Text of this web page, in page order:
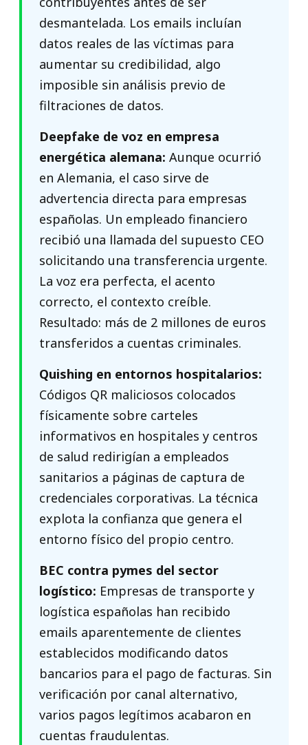
desmantelada. Los emails incluían
datos reales de las víctimas para
aumentar su credibilidad, algo
imposible sin análisis previo de
filtraciones de datos.
Deepfake de voz en empresa
energética alemana: Aunque ocurrió
en Alemania, el caso sirve de
advertencia directa para empresas
españolas. Un empleado financiero
recibió una llamada del supuesto CEO
solicitando una transferencia urgente.
La voz era perfecta, el acento
correcto, el contexto creíble.
Resultado: más de 2 millones de euros
transferidos a cuentas criminales.
Quishing en entornos hospitalarios:
Códigos QR maliciosos colocados
físicamente sobre carteles
informativos en hospitales y centros
de salud redirigían a empleados
sanitarios a páginas de captura de
credenciales corporativas. La técnica
explota la confianza que genera el
entorno físico del propio centro.
BEC contra pymes del sector
logístico: Empresas de transporte y
logística españolas han recibido
emails aparentemente de clientes
establecidos modificando datos
bancarios para el pago de facturas. Sin
verificación por canal alternativo,
varios pagos legítimos acabaron en
cuentas fraudulentas.